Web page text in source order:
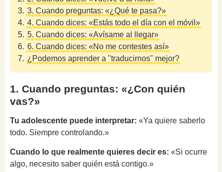
3. 3. Cuando preguntas: «¿Qué te pasa?»
4. 4. Cuando dices: «Estás todo el día con el móvil»
5. 5. Cuando dices: «Avísame al llegar»
6. 6. Cuando dices: «No me contestes así»
7. ¿Podemos aprender a "traducirnos" mejor?
1. Cuando preguntas: «¿Con quién
vas?»
Tu adolescente puede interpretar: «Ya quiere saberlo
todo. Siempre controlando.»
Cuando lo que realmente quieres decir es: «Si ocurre
algo, necesito saber quién está contigo.»